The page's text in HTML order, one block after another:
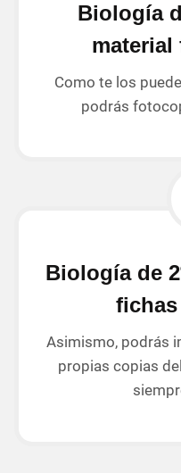
Biología
Como te los
podrás
Biología de
Asimismo, podrás
propias copias